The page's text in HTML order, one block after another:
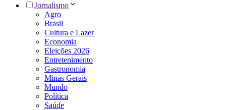
Jornalismo
Agro
Brasil
Cultura e Lazer
Economia
Eleições 2026
Entretenimento
Gastronomia
Minas Gerais
Mundo
Política
Saúde